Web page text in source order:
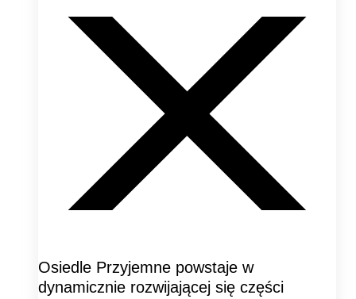
Osiedle Przyjemne powstaje w
dynamicznie rozwijającej się części